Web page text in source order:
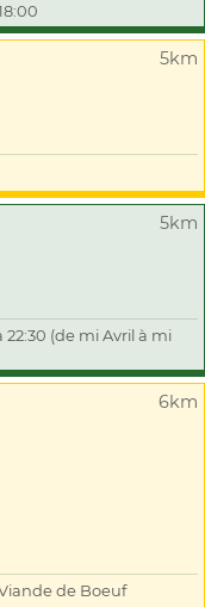
5km
5km
22:30 (de mi Avril à mi
6km
de Boeuf